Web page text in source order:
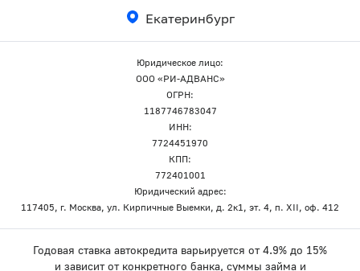
Екатеринбург
Юридическое лицо:
ООО «РИ-АДВАНС»
ОГРН:
1187746783047
ИНН:
7724451970
КПП:
772401001
Юридический адрес:
117405, г. Москва, ул. Кирпичные Выемки, д. 2к1, эт. 4, п. XII, оф. 412
Годовая ставка автокредита варьируется от 4.9% до 15%
и зависит от конкретного банка, суммы займа и